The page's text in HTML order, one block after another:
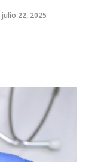
julio 22, 2025